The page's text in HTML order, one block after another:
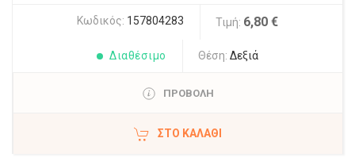
Κωδικός: 157804283 Τιμή: 6,80 €
Διαθέσιμο Θέση: Δεξιά
ΠΡΟΒΟΛΗ
ΣΤΟ ΚΑΛΆΘΙ